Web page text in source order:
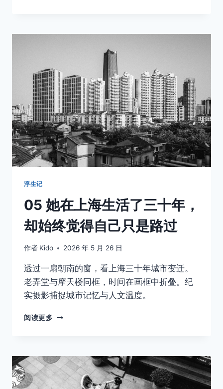
没
她，
也
没
有
放
开
她
浮生记
05 她在上海生活了三十年，
却始终觉得自己只是路过
作者 Kido 2026 年 5 月 26 日
透过一扇朝南的窗，看上海三十年城市变迁。
老弄堂与摩天楼同框，时间在画框中折叠。纪
实摄影捕捉城市记忆与人文温度。
阅读更多 05
海
生